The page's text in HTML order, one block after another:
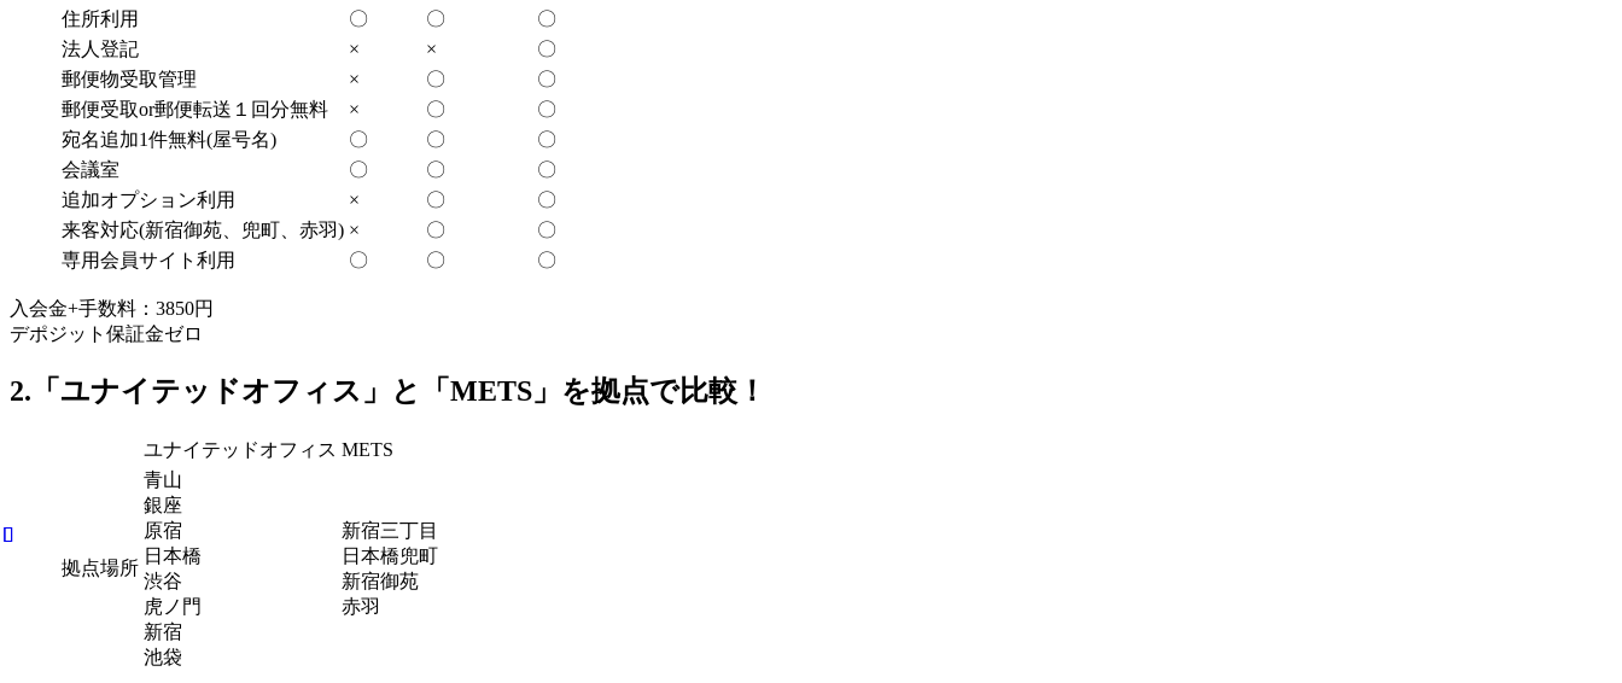
住所利用
〇 〇
〇
法人登記
× ×
〇
郵便物受取管理
× 〇
〇
郵便受取or郵便転送１回分無料
× 〇
〇
宛名追加1件無料(屋号名)
〇 〇
〇
会議室
〇 〇
〇
追加オプション利用
× 〇
〇
来客対応(新宿御苑、兜町、赤羽) × 〇
〇
専用会員サイト利用
〇 〇 〇
入会金+手数料：3850円
デポジット保証金ゼロ
2.「ユナイテッドオフィス」と「METS」を拠点で比較！
ユナイテッドオフィス METS
拠点場所
青山
銀座
原宿
日本橋
渋谷
虎ノ門
新宿
池袋
新宿三丁目
日本橋兜町
新宿御苑
赤羽